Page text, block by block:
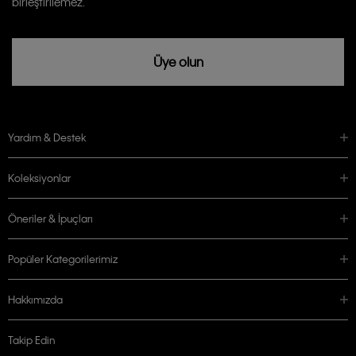
Üye olun
Yardım & Destek
Koleksiyonlar
Öneriler & İpuçları
Popüler Kategorilerimiz
Hakkımızda
Takip Edin